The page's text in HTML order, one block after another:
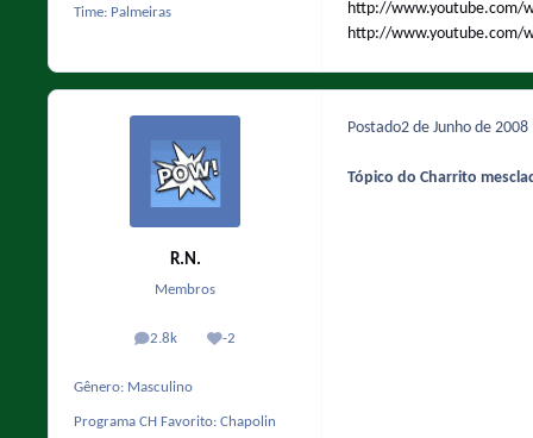
Time: Palmeiras
http://www.youtube.com/
http://www.youtube.com/
R.N.
Membros
2.8k
posts -2
Reputação
Gênero: Masculino
Programa CH Favorito: Chapolin
Postado2 de Junho de 2008
Tópico do Charrito